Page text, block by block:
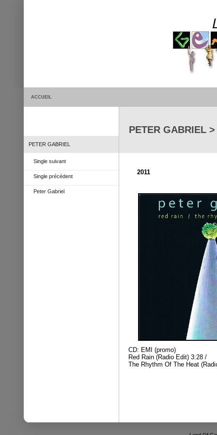
ACCUEIL
PETER GABRIEL
Single suivant
Single précédent
Peter Gabriel
PETER GABRIEL
2011
CD: EMI (promo)
Red Rain (Radio Edit) 3:28 /
The Rhythm Of The Heat